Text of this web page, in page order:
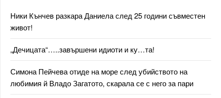
Ники Кънчев разкара Даниела след 25 години съвместен
живот!
„Дечицата“…..завършени идиоти и ку…та!
Симона Пейчева отиде на море след убийството на
любимия й Владо Загатото, скарала се с него за пари